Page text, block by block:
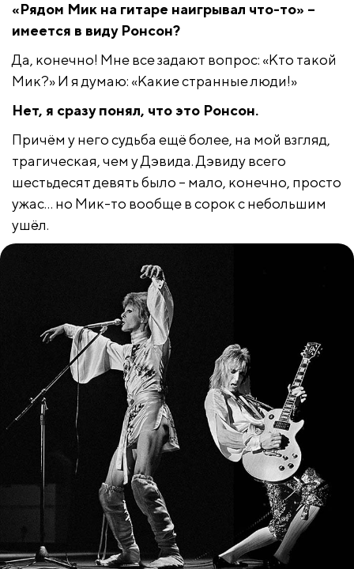
«Рядом Мик на гитаре наигрывал что-то» –
имеется в виду Ронсон?
Да, конечно! Мне все задают вопрос: «Кто такой
Мик?» И я думаю: «Какие странные люди!»
Нет, я сразу понял, что это Ронсон.
Причём у него судьба ещё более, на мой взгляд,
трагическая, чем у Дэвида. Дэвиду всего
шестьдесят девять было – мало, конечно, просто
ужас… но Мик-то вообще в сорок с небольшим
ушёл.